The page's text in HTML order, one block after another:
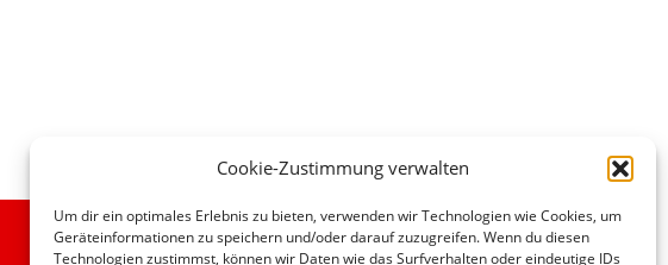
Cookie-Zustimmung verwalten
Um dir ein optimales Erlebnis zu bieten, verwenden wir Technologien wie Cookies, um
Geräteinformationen zu speichern und/oder darauf zuzugreifen. Wenn du diesen
Technologien zustimmst, können wir Daten wie das Surfverhalten oder eindeutige IDs